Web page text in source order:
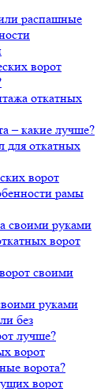
распашные
ворот
откатных
– какие лучше?
для откатных
ворот
рамы
своими руками
ворот
своими
руками
без
лучше?
ворот
ворота?
ворот